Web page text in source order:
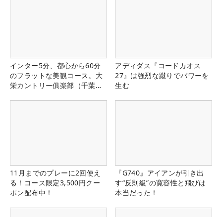
インター5分、都心から60分
のフラットな美観コース。大
栄カントリー俱楽部（千葉
アディダス『コードカオス
27』は強烈な蹴りでパワーを
生む
11月までのプレーに2回使え
る！コース限定3,500円クー
ポン配布中！
『G740』アイアンが引き出
す“反則級”の寛容性と飛びは
本当だった！